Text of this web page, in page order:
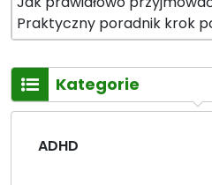
j
e
o
n
o
p
i
e
Praktyczny poradnik krok
Kategorie
ADHD